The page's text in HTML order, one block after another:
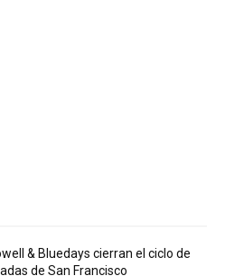
& Bluedays cierran el ciclo de
de San Francisco